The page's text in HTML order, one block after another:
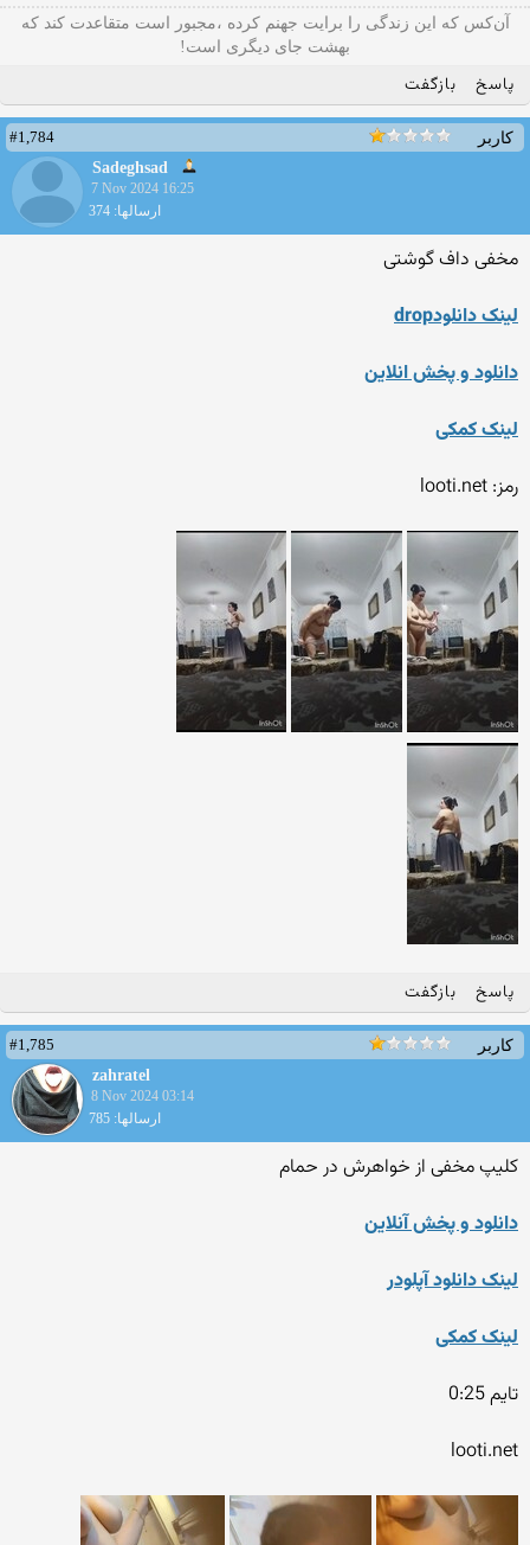
آن‌کس که این زندگی را برایت جهنم کرده ،مجبور است متقاعدت کند که
بهشت جای دیگری است!
پاسخ بازگفت
کاربر
#1,784
Sadeghsad
7 Nov 2024 16:25
ارسالها: 374
مخفی داف گوشتی
لینک دانلودdrop
دانلود و پخش انلاین
لینک کمکی
رمز: looti.net
پاسخ بازگفت
کاربر
#1,785
zahratel
8 Nov 2024 03:14
ارسالها: 785
کلیپ مخفی از خواهرش در حمام
دانلود و پخش آنلاین
لینک دانلود آپلودر
لینک کمکی
تایم 0:25
looti.net